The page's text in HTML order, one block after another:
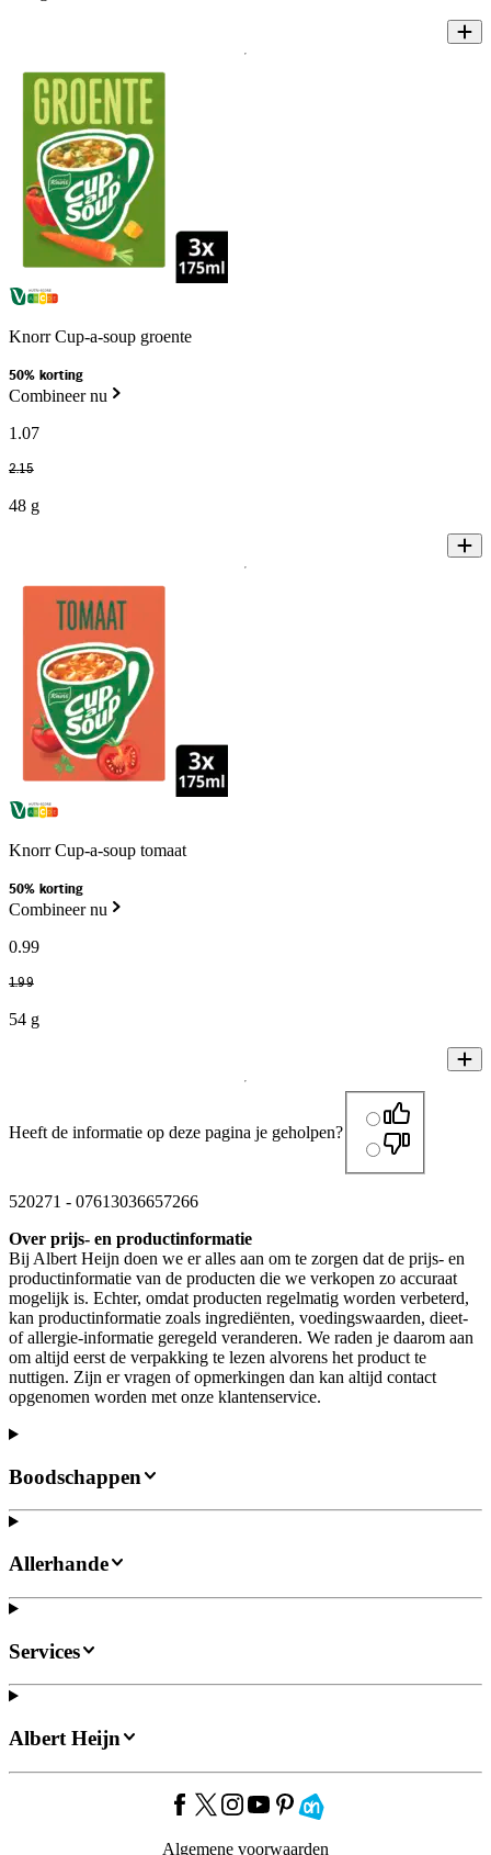
Knorr Cup-a-soup groente
50% korting
Combineer nu
1 .07
2.15
48 g
Knorr Cup-a-soup tomaat
50% korting
Combineer nu
0.99
1.99
54 g
Heeft de informatie op deze pagina je geholpen?
520271 - 07613036657266
Over prijs- en productinformatie
Bij Albert Heijn doen we er alles aan om te zorgen dat de prijs- en
productinformatie van de producten die we verkopen zo accuraat
mogelijk is. Echter, omdat producten regelmatig worden verbeterd,
kan productinformatie zoals ingrediënten, voedingswaarden, dieet-
of allergie-informatie geregeld veranderen. We raden je daarom aan
om altijd eerst de verpakking te lezen alvorens het product te
nuttigen. Zijn er vragen of opmerkingen dan kan altijd contact
opgenomen worden met onze klantenservice.
Boodschappen
Allerhande
Services
Albert Heijn
Algemene voorwaarden